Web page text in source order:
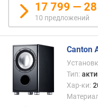
у
р
о
в
е
н
ь
в
17 799 —
10 предложений
Canton
Тип:
Хар-ки: